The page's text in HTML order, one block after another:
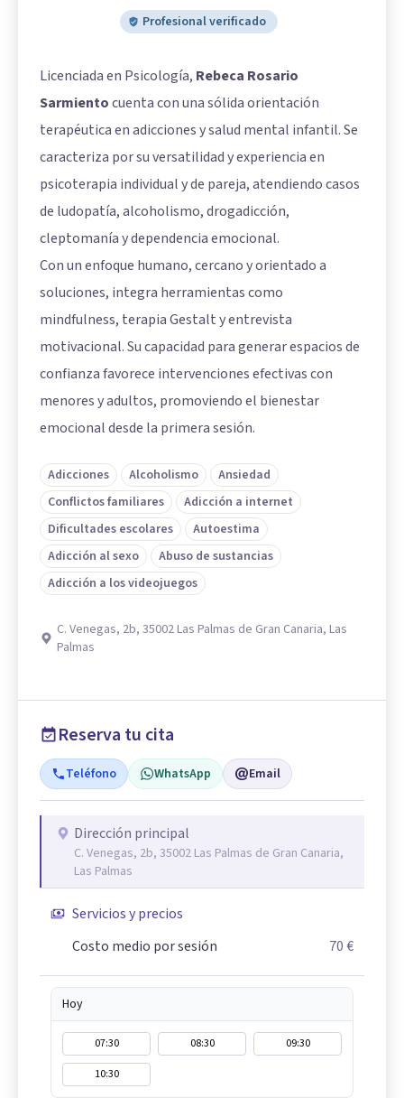
Profesional verificado
Licenciada en Psicología, Rebeca Rosario
Sarmientocuenta con una sólida orientación
terapéutica en adicciones y salud mental infantil. Se
caracteriza por su versatilidad y experiencia en
psicoterapia individual y de pareja, atendiendo casos
de ludopatía, alcoholismo, drogadicción,
cleptomanía y dependencia emocional.
Con un enfoque humano, cercano y orientado a
soluciones, integra herramientas como
mindfulness, terapia Gestalt y entrevista
motivacional. Su capacidad para generar espacios de
confianza favorece intervenciones efectivas con
menores y adultos, promoviendo el bienestar
emocional desde la primera sesión.
Adicciones Alcoholismo
Ansiedad
Conflictos familiares
Adicción a internet
Dificultades escolares
Autoestima
Adicción al sexo
Abuso de sustancias
Adicción a los videojuegos
C. Venegas, 2b, 35002 Las Palmas de Gran Canaria, Las
Palmas
Reserva tu cita
Teléfono WhatsApp Email
Dirección principal
C. Venegas, 2b, 35002 Las Palmas de Gran Canaria,
Las Palmas
Servicios y precios
Costo medio por sesión
70 €
Hoy
07:30 08:30
09:30
10:30